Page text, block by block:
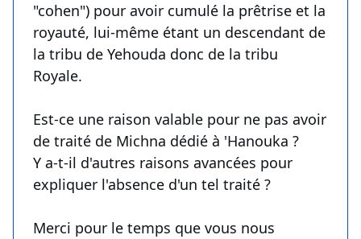
"cohen") pour avoir cumulé la prêtrise et la
royauté, lui-même étant un descendant de
la tribu de Yehouda donc de la tribu
Royale.
Est-ce une raison valable pour ne pas avoir
de traité de Michna dédié à 'Hanouka ?
Y a-t-il d'autres raisons avancées pour
expliquer l'absence d'un tel traité ?
Merci pour le temps que vous nous